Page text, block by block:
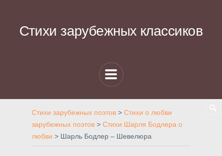
Стихи зарубежных классиков
Стихи зарубежных поэтов > Стихи о любви
зарубежных поэтов > Стихи Шарля Бодлера о
любви > Шарль Бодлер – Шевелюра